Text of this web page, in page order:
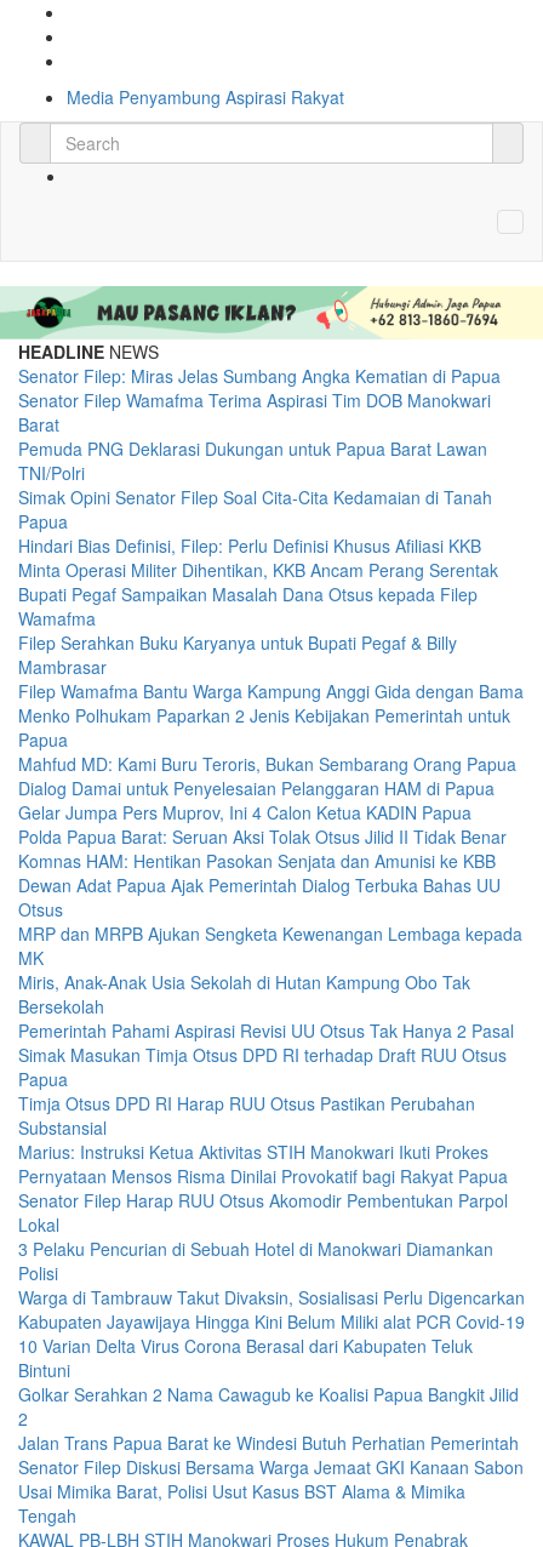
Media Penyambung Aspirasi Rakyat
HEADLINE NEWS
Senator Filep: Miras Jelas Sumbang Angka Kematian di Papua
Senator Filep Wamafma Terima Aspirasi Tim DOB Manokwari
Barat
Pemuda PNG Deklarasi Dukungan untuk Papua Barat Lawan
TNI/Polri
Simak Opini Senator Filep Soal Cita-Cita Kedamaian di Tanah
Papua
Hindari Bias Definisi, Filep: Perlu Definisi Khusus Afiliasi KKB
Minta Operasi Militer Dihentikan, KKB Ancam Perang Serentak
Bupati Pegaf Sampaikan Masalah Dana Otsus kepada Filep
Wamafma
Filep Serahkan Buku Karyanya untuk Bupati Pegaf & Billy
Mambrasar
Filep Wamafma Bantu Warga Kampung Anggi Gida dengan Bama
Menko Polhukam Paparkan 2 Jenis Kebijakan Pemerintah untuk
Papua
Mahfud MD: Kami Buru Teroris, Bukan Sembarang Orang Papua
Dialog Damai untuk Penyelesaian Pelanggaran HAM di Papua
Gelar Jumpa Pers Muprov, Ini 4 Calon Ketua KADIN Papua
Polda Papua Barat: Seruan Aksi Tolak Otsus Jilid II Tidak Benar
Komnas HAM: Hentikan Pasokan Senjata dan Amunisi ke KBB
Dewan Adat Papua Ajak Pemerintah Dialog Terbuka Bahas UU
Otsus
MRP dan MRPB Ajukan Sengketa Kewenangan Lembaga kepada
MK
Miris, Anak-Anak Usia Sekolah di Hutan Kampung Obo Tak
Bersekolah
Pemerintah Pahami Aspirasi Revisi UU Otsus Tak Hanya 2 Pasal
Simak Masukan Timja Otsus DPD RI terhadap Draft RUU Otsus
Papua
Timja Otsus DPD RI Harap RUU Otsus Pastikan Perubahan
Substansial
Marius: Instruksi Ketua Aktivitas STIH Manokwari Ikuti Prokes
Pernyataan Mensos Risma Dinilai Provokatif bagi Rakyat Papua
Senator Filep Harap RUU Otsus Akomodir Pembentukan Parpol
Lokal
3 Pelaku Pencurian di Sebuah Hotel di Manokwari Diamankan
Polisi
Warga di Tambrauw Takut Divaksin, Sosialisasi Perlu Digencarkan
Kabupaten Jayawijaya Hingga Kini Belum Miliki alat PCR Covid-19
10 Varian Delta Virus Corona Berasal dari Kabupaten Teluk
Bintuni
Golkar Serahkan 2 Nama Cawagub ke Koalisi Papua Bangkit Jilid
2
Jalan Trans Papua Barat ke Windesi Butuh Perhatian Pemerintah
Senator Filep Diskusi Bersama Warga Jemaat GKI Kanaan Sabon
Usai Mimika Barat, Polisi Usut Kasus BST Alama & Mimika
Tengah
KAWAL PB-LBH STIH Manokwari Proses Hukum Penabrak